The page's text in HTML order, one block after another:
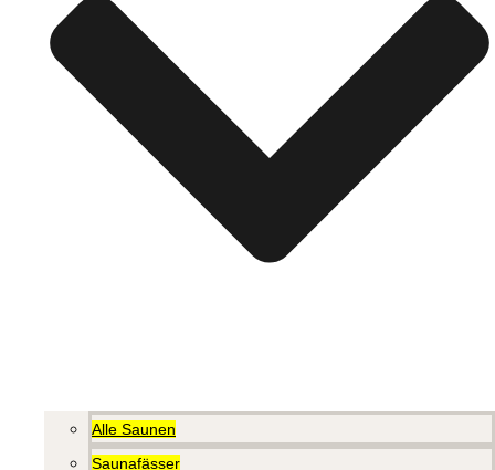
Alle Saunen
Saunafässer